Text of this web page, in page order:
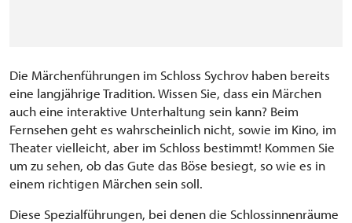
Die Märchenführungen im Schloss Sychrov haben bereits
eine langjährige Tradition. Wissen Sie, dass ein Märchen
auch eine interaktive Unterhaltung sein kann? Beim
Fernsehen geht es wahrscheinlich nicht, sowie im Kino, im
Theater vielleicht, aber im Schloss bestimmt! Kommen Sie
um zu sehen, ob das Gute das Böse besiegt, so wie es in
einem richtigen Märchen sein soll.
Diese Spezialführungen, bei denen die Schlossinnenräume